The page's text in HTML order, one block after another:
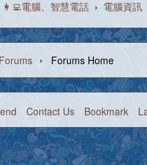
👩‍💻電腦、智慧電話 › 電腦資訊
Forums › Forums Home
Contact Us Bookmark